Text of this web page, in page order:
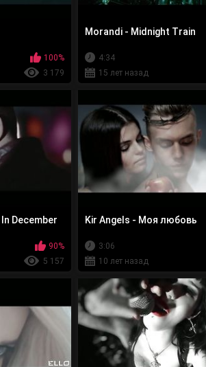
100%
3 179
Morandi - Midnight Train
4:34
15 лет назад
December
90%
5 157
Kir Angels - Моя любовь
3:06
10 лет назад